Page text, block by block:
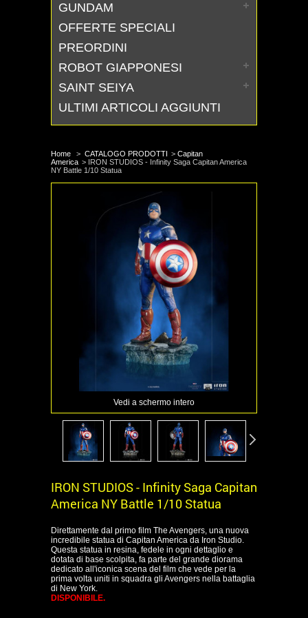
GUNDAM
OFFERTE SPECIALI
PREORDINI
ROBOT GIAPPONESI
SAINT SEIYA
ULTIMI ARTICOLI AGGIUNTI
Home > CATALOGO PRODOTTI > Capitan
America > IRON STUDIOS - Infinity Saga Capitan America
NY Battle 1/10 Statua
Vedi a schermo intero
IRON STUDIOS - Infinity Saga Capitan
America NY Battle 1/10 Statua
Direttamente dal primo film The Avengers, una nuova
incredibile statua di Capitan America da Iron Studio.
Questa statua in resina, fedele in ogni dettaglio e
dotata di base scolpita, fa parte del grande diorama
dedicato all'iconica scena del film che vede per la
prima volta uniti in squadra gli Avengers nella battaglia
di New York.
DISPONIBILE.